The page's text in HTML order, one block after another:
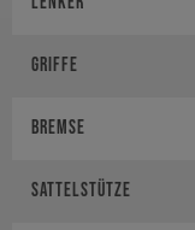
Griffe
Bremse
Sattelstütze